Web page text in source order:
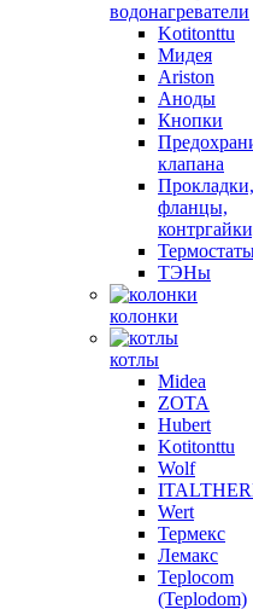
водонагреватели
Kotitonttu
Мидея
Ariston
Аноды
Кнопки
клапана
Прокладки,
фланцы,
ТЭНы
колонки
котлы
Midea
ZOTA
Hubert
Kotitonttu
Wolf
Wert
Термекс
Лемакс
Teplocom
(Teplodom)